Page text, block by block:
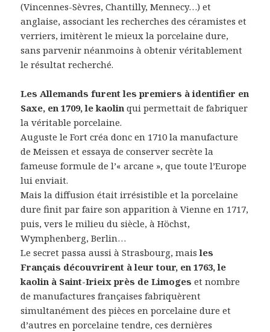
(Vincennes-Sèvres, Chantilly, Mennecy…) et
anglaise, associant les recherches des céramistes et
verriers, imitèrent le mieux la porcelaine dure,
sans parvenir néanmoins à obtenir véritablement
le résultat recherché.
Les Allemands furent les premiers à identifier en
Saxe, en 1709, le kaolin qui permettait de fabriquer
la véritable porcelaine.
Auguste le Fort créa donc en 1710 la manufacture
de Meissen et essaya de conserver secrète la
fameuse formule de l’« arcane », que toute l’Europe
lui enviait.
Mais la diffusion était irrésistible et la porcelaine
dure finit par faire son apparition à Vienne en 1717,
puis, vers le milieu du siècle, à Höchst,
Wymphenberg, Berlin…
Le secret passa aussi à Strasbourg, maisles
Français découvrirent à leur tour, en 1763, le
kaolin à Saint-Irieix près de Limoges et nombre
de manufactures françaises fabriquèrent
simultanément des pièces en porcelaine dure et
d’autres en porcelaine tendre, ces dernières